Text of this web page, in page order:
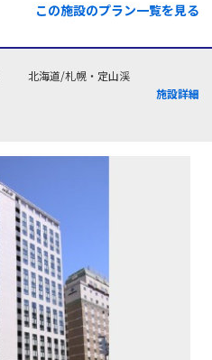
この施設のプラン一覧を見る
北海道/札幌・定山渓
施設詳細